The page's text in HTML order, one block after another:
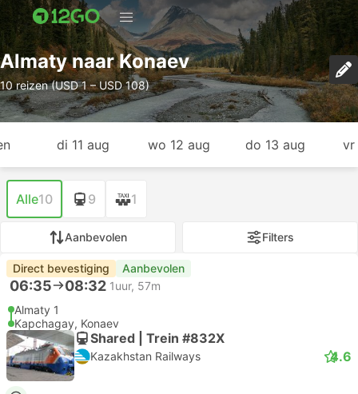
Almaty naar Konaev
10 reizen (USD 1 – USD 108)
di 11 aug wo 12 aug do 13 aug vr
Alle10 9 1
Aanbevolen Filters
Direct bevestiging Aanbevolen
06:35 08:32 1uur, 57m
Almaty 1
Kapchagay, Konaev
Shared | Trein #832Х
Kazakhstan Railways 4.6